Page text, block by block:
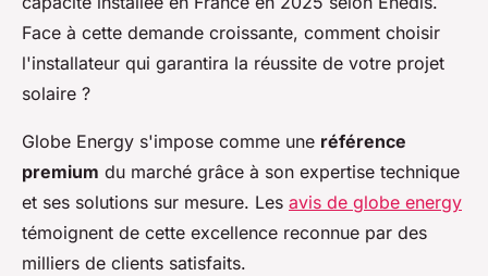
faire confiance à globe energy
?
Sara• 25 novembre 2025
Face à cette demande croissante, comment choisir
l'installateur qui garantira la réussite de votre projet
solaire ?
Globe Energy s'impose comme une référence
premium du marché grâce à son expertise technique
et ses solutions sur mesure. Les avis de globe energy
témoignent de cette excellence reconnue par des
milliers de clients satisfaits.